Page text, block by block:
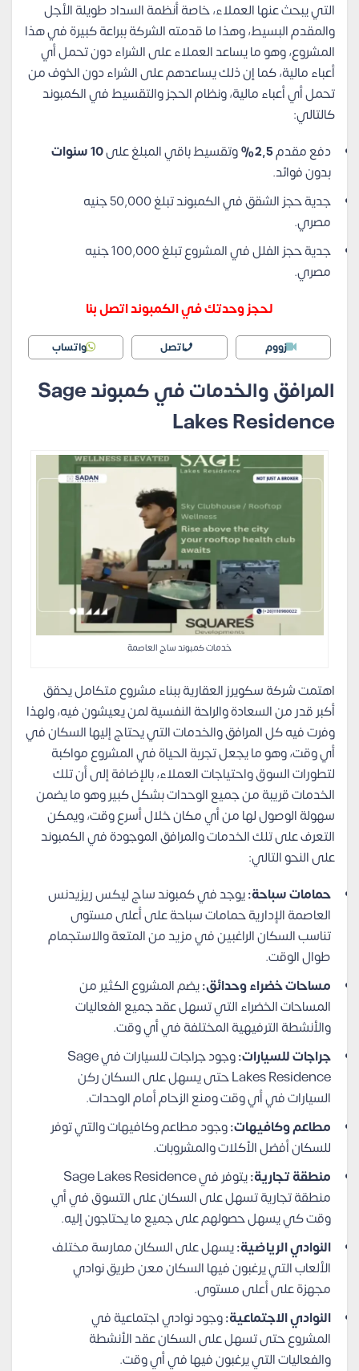
التي يبحث عنها العملاء، خاصة أنظمة السداد طويلة الأجل
والمقدم البسيط، وهذا ما قدمته الشركة ببراعة كبيرة في هذا
المشروع، وهو ما يساعد العملاء على الشراء دون تحمل أي
أعباء مالية، كما إن ذلك يساعدهم على الشراء دون الخوف من
تحمل أي أعباء مالية، ونظام الحجز والتقسيط في الكمبوند
كالتالي:
دفع مقدم2,5% وتقسيط باقي المبلغ على10 سنوات
بدون فوائد.
جدية حجز الشقق في الكمبوند تبلغ 50,000 جنيه
مصري.
جدية حجز الفلل في المشروع تبلغ 100,000 جنيه
مصري.
لحجز وحدتك في الكمبوند اتصل بنا
زووم اتصل واتساب
المرافق والخدمات في كمبوند Sage
Lakes Residence
خدمات كمبوند ساج العاصمة
اهتمت شركة سكويرز العقارية ببناء مشروع متكامل يحقق
أكبر قدر من السعادة والراحة النفسية لمن يعيشون فيه، ولهذا
وفرت فيه كل المرافق والخدمات التي يحتاج إليها السكان في
أي وقت، وهو ما يجعل تجربة الحياة في المشروع مواكبة
لتطورات السوق واحتياجات العملاء، بالإضافة إلى أن تلك
الخدمات قريبة من جميع الوحدات بشكل كبير وهو ما يضمن
سهولة الوصول لها من أي مكان خلال أسرع وقت، ويمكن
التعرف على تلك الخدمات والمرافق الموجودة في الكمبوند
على النحو التالي:
حمامات سباحة:يوجد في كمبوند ساج ليكس ريزيدنس
العاصمة الإدارية حمامات سباحة على أعلى مستوى
تناسب السكان الراغبين في مزيد من المتعة والاستجمام
طوال الوقت.
مساحات خضراء وحدائق:يضم المشروع الكثير من
المساحات الخضراء التي تسهل عقد جميع الفعاليات
والأنشطة الترفيهية المختلفة في أي وقت.
جراجات للسيارات:
وجود جراجات للسيارات في Sage
Lakes Residence حتى يسهل على السكان ركن
السيارات في أي وقت ومنع الزحام أمام الوحدات.
مطاعم وكافيهات:وجود مطاعم وكافيهات والتي توفر
للسكان أفضل الأكلات والمشروبات.
منطقة تجارية:
يتوفر في Sage Lakes Residence
منطقة تجارية تسهل على السكان على التسوق في أي
وقت كي يسهل حصولهم على جميع ما يحتاجون إليه.
النوادي الرياضية:يسهل على السكان ممارسة مختلف
الألعاب التي يرغبون فيها السكان معن طريق نوادي
مجهزة على أعلى مستوى.
النوادي الاجتماعية:وجود نوادي اجتماعية في
المشروع حتى تسهل على السكان عقد الأنشطة
والفعاليات التي يرغبون فيها في أي وقت.